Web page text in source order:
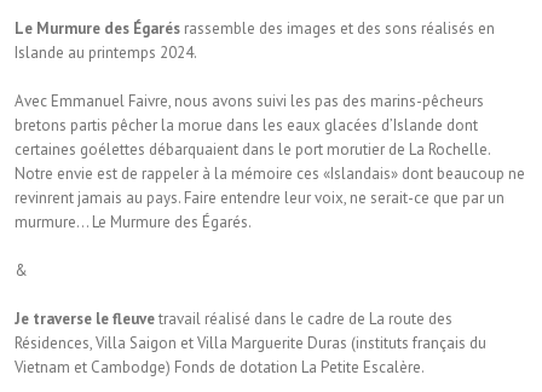
Le Murmure des Égarés rassemble des images et des sons réalisés en
Islande au printemps 2024.
Avec Emmanuel Faivre, nous avons suivi les pas des marins-pêcheurs
bretons partis pêcher la morue dans les eaux glacées d’Islande dont
certaines goélettes débarquaient dans le port morutier de La Rochelle.
Notre envie est de rappeler à la mémoire ces «Islandais» dont beaucoup ne
revinrent jamais au pays. Faire entendre leur voix, ne serait-ce que par un
murmure… Le Murmure des Égarés.
&
Je traverse le fleuvetravail réalisé dans le cadre de La route des
Résidences, Villa Saigon et Villa Marguerite Duras (instituts français du
Vietnam et Cambodge) Fonds de dotation La Petite Escalère.